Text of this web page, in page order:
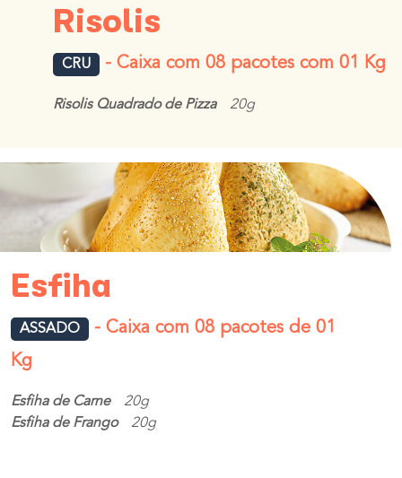
Risolis
CRU - Caixa com 08 pacotes com 01 Kg
Risolis Quadrado de Pizza 20g
Esfiha
ASSADO
- Caixa com 08 pacotes de 01
Kg
Esfiha de Carne
20g
Esfiha de Frango
20g